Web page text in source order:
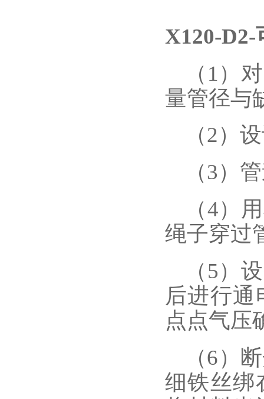
X120-
（ 1）
量管径与
（2）
（3）
（4）
绳子穿过
（ 5）
后进行
点点气压
（6）
细铁丝绑